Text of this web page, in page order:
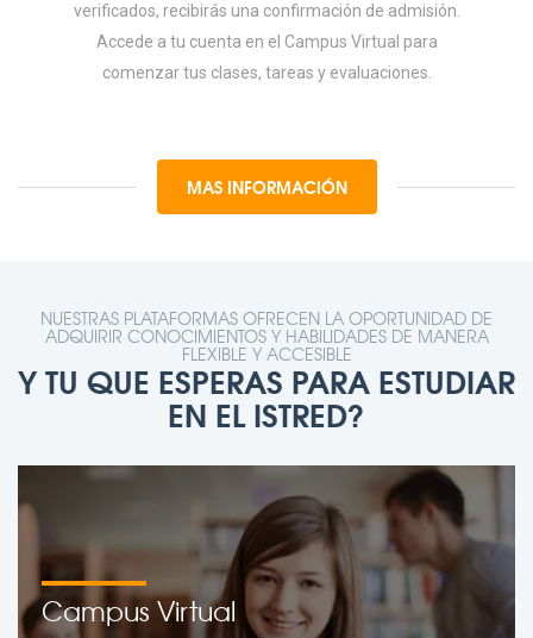
verificados, recibirás una confirmación de admisión.
Accede a tu cuenta en el Campus Virtual para
comenzar tus clases, tareas y evaluaciones.
MAS INFORMACIÓN
NUESTRAS PLATAFORMAS OFRECEN LA OPORTUNIDAD DE
ADQUIRIR CONOCIMIENTOS Y HABILIDADES DE MANERA
FLEXIBLE Y ACCESIBLE
Y TU QUE ESPERAS PARA ESTUDIAR
EN EL ISTRED?
Campus Virtual